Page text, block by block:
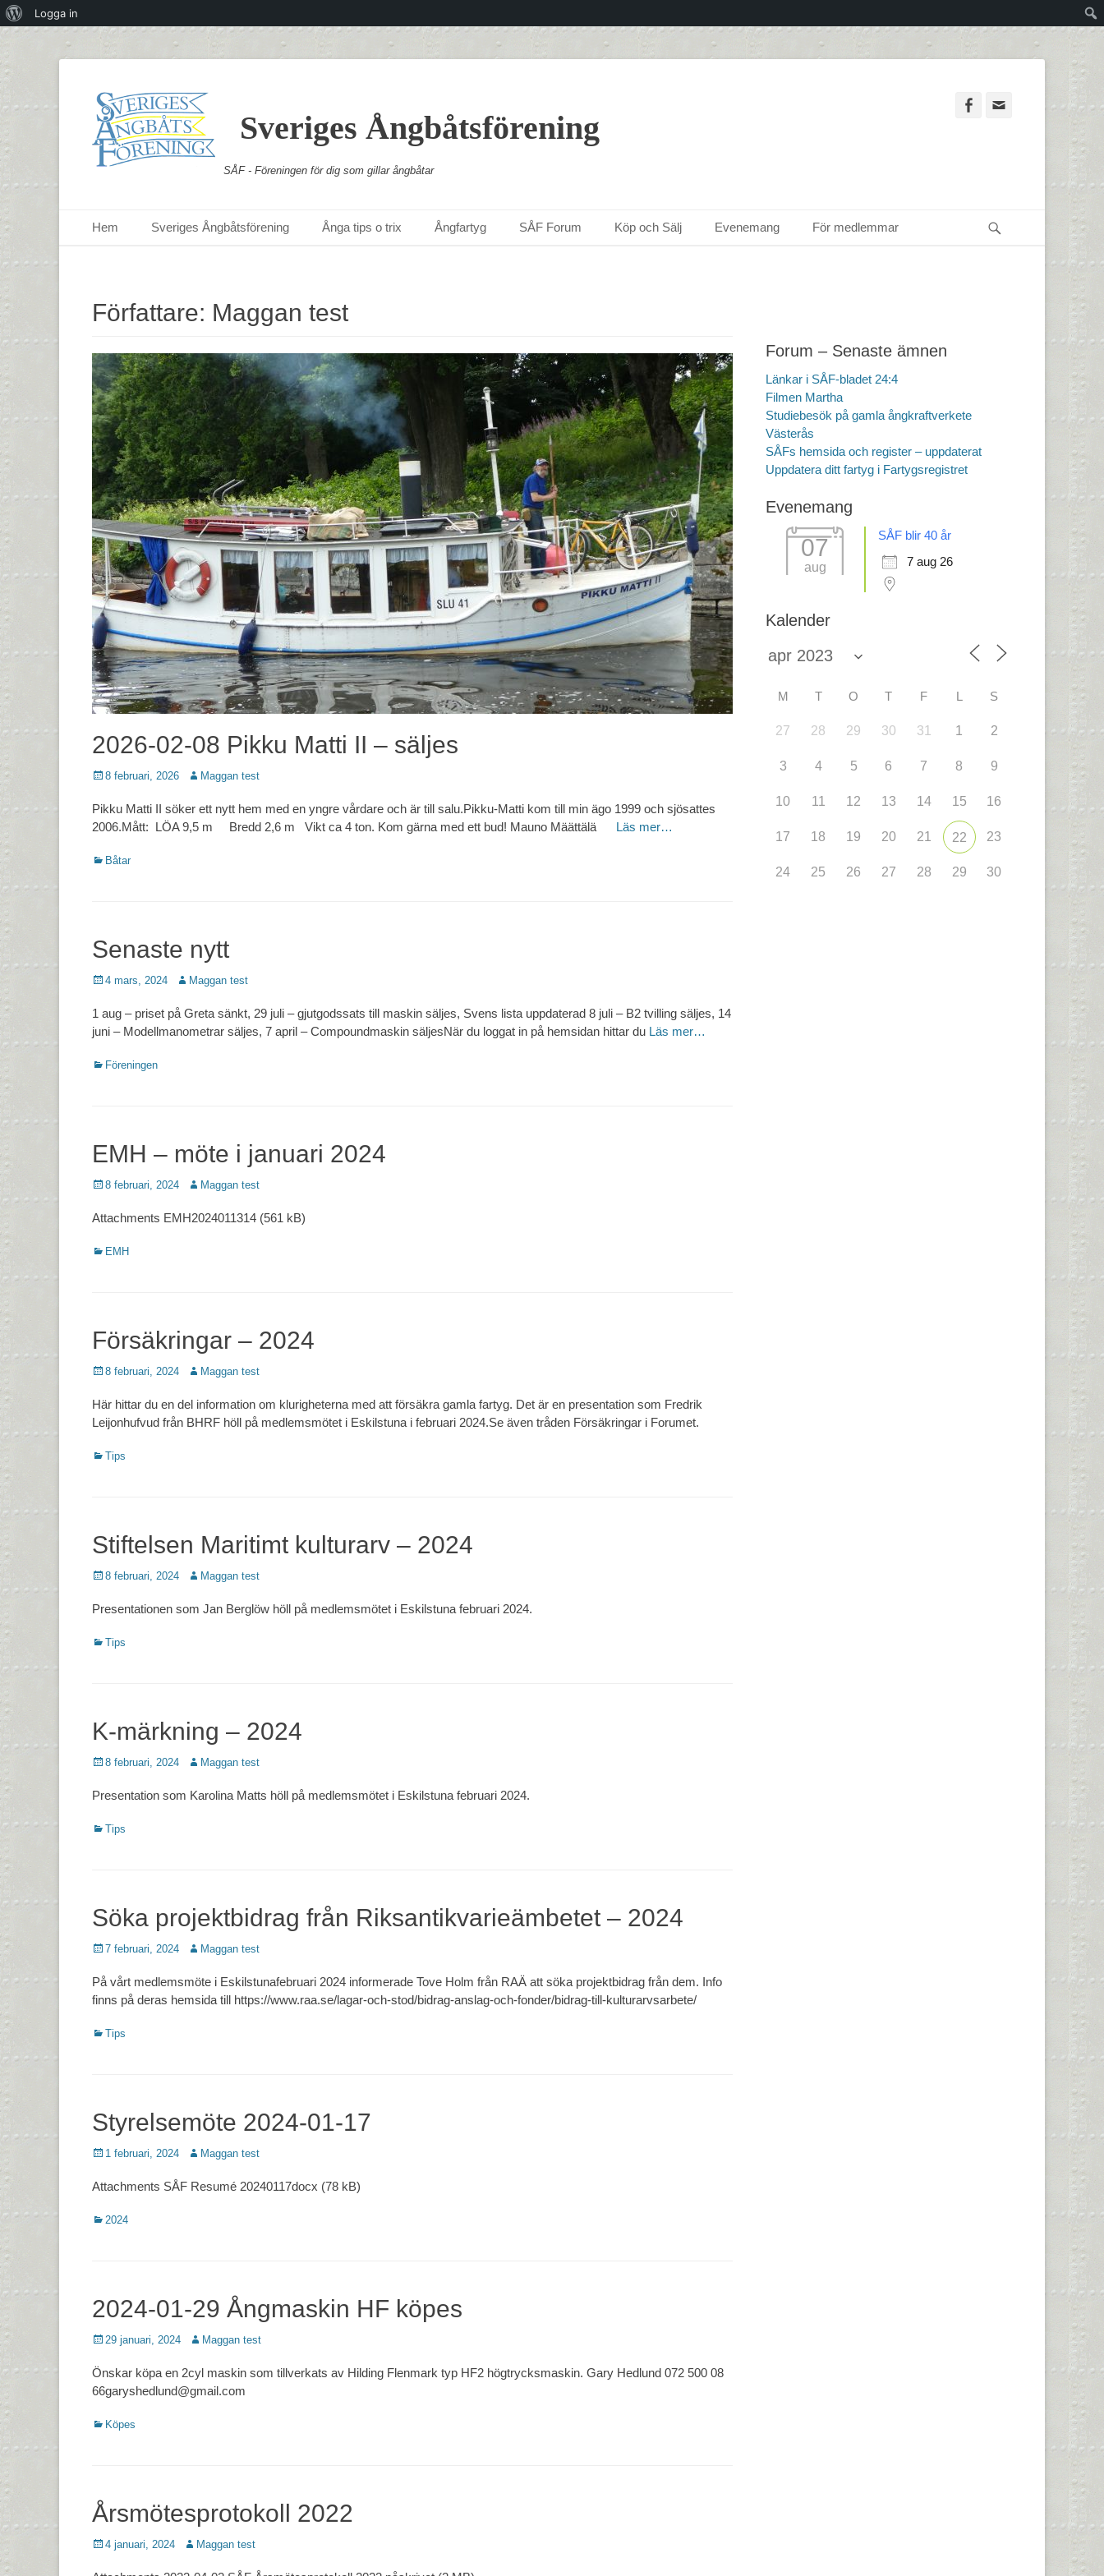
Sveriges Ångbåtsförening
SÅF - Föreningen för dig som gillar ångbåtar
Facebook
Primär meny
Hem Sveriges Ångbåtsförening Ånga tips o trix Ångfartyg SÅF Forum Köp och Sälj Evenemang För medlemmar
Författare: Maggan test
2026-02-08 Pikku Matti II – säljes
Postades
8 februari, 2026 Författare
Maggan test
Pikku Matti II söker ett nytt hem med en yngre vårdare och är till salu.Pikku-Matti kom till min ägo 1999 och sjösattes
2006.Mått: LÖA 9,5 m Bredd 2,6 m Vikt ca 4 ton. Kom gärna med ett bud! Mauno Määttälä Läs mer…
Kategorier
Båtar
Senaste nytt
Postades
4 mars, 2024 Författare
Maggan test
1 aug – priset på Greta sänkt, 29 juli – gjutgodssats till maskin säljes, Svens lista uppdaterad 8 juli – B2 tvilling säljes, 14
juni – Modellmanometrar säljes, 7 april – Compoundmaskin säljesNär du loggat in på hemsidan hittar du Läs mer…
Kategorier
Föreningen
EMH – möte i januari 2024
Postades
8 februari, 2024 Författare
Maggan test
Attachments EMH2024011314 (561 kB)
Kategorier
EMH
Försäkringar – 2024
Postades
8 februari, 2024 Författare
Maggan test
Här hittar du en del information om klurigheterna med att försäkra gamla fartyg. Det är en presentation som Fredrik
Leijonhufvud från BHRF höll på medlemsmötet i Eskilstuna i februari 2024.Se även tråden Försäkringar i Forumet.
Kategorier
Tips
Stiftelsen Maritimt kulturarv – 2024
Postades
8 februari, 2024 Författare
Maggan test
Presentationen som Jan Berglöw höll på medlemsmötet i Eskilstuna februari 2024.
Kategorier
Tips
K-märkning – 2024
Postades
8 februari, 2024 Författare
Maggan test
Presentation som Karolina Matts höll på medlemsmötet i Eskilstuna februari 2024.
Kategorier
Tips
Söka projektbidrag från Riksantikvarieämbetet – 2024
Postades
7 februari, 2024 Författare
Maggan test
På vårt medlemsmöte i Eskilstunafebruari 2024 informerade Tove Holm från RAÄ att söka projektbidrag från dem. Info
finns på deras hemsida till https://www.raa.se/lagar-och-stod/bidrag-anslag-och-fonder/bidrag-till-kulturarvsarbete/
Kategorier
Tips
Styrelsemöte 2024-01-17
Postades
1 februari, 2024 Författare
Maggan test
Attachments SÅF Resumé 20240117docx (78 kB)
Kategorier
2024
2024-01-29 Ångmaskin HF köpes
Postades
29 januari, 2024 Författare
Maggan test
Önskar köpa en 2cyl maskin som tillverkats av Hilding Flenmark typ HF2 högtrycksmaskin. Gary Hedlund 072 500 08
66garyshedlund@gmail.com
Kategorier
Köpes
Årsmötesprotokoll 2022
Postades
4 januari, 2024 Författare
Maggan test
Forum – Senaste ämnen
Länkar i SÅF-bladet 24:4
Filmen Martha
Studiebesök på gamla ångkraftverkete
Västerås
SÅFs hemsida och register – uppdaterat
Uppdatera ditt fartyg i Fartygsregistret
Evenemang
07
aug
SÅF blir 40 år
7 aug 26
Kalender
M T O T F L S
27 28 29 30 31 1 2
3 4 5 6 7 8 9
10 11 12 13 14 15 16
17 18 19 20 21 22 23
24 25 26 27 28 29 30
OmLogga in